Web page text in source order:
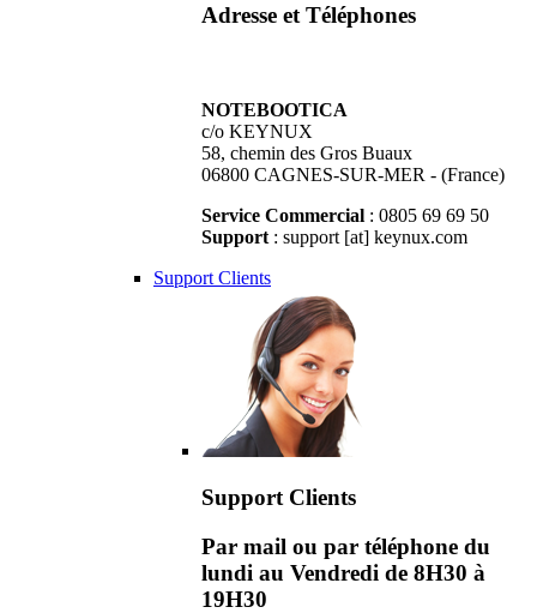
Adresse et Téléphones
NOTEBOOTICA
c/o KEYNUX
58, chemin des Gros Buaux
06800 CAGNES-SUR-MER - (France)
Service Commercial : 0805 69 69 50
Support : support [at] keynux.com
Support Clients
Support Clients
Par mail ou par téléphone du
lundi au Vendredi de 8H30 à
19H30